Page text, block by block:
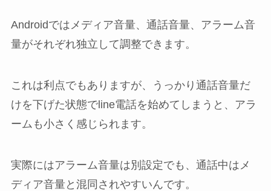
Androidではメディア音量、通話音量、アラーム音
量がそれぞれ独立して調整できます。
これは利点でもありますが、うっかり通話音量だ
けを下げた状態でline電話を始めてしまうと、アラ
ームも小さく感じられます。
実際にはアラーム音量は別設定でも、通話中はメ
ディア音量と混同されやすいんです。